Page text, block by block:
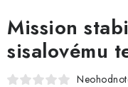
LETKY
NÁSADKY
Mission
sisalovému